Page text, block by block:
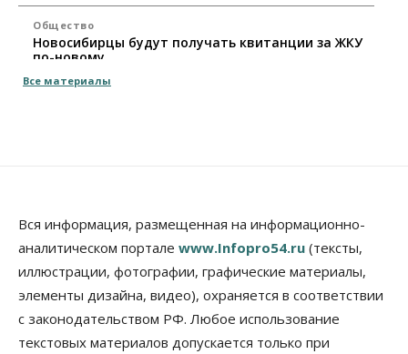
Общество
Новосибирцы будут получать квитанции за ЖКУ
по-новому
08 Августа 2026, 09:00
В Новосибирске прошёл митинг
против нового закона о памятниках
07 Августа 2026, 18:00
Бизнес
В аэропорту Толмачёво завершены работы по
бетонированию рулежных дорожек
07 Августа 2026, 17:00
Все материалы
Вся информация, размещенная на информационно-
аналитическом портале www.Infopro54.ru (тексты,
иллюстрации, фотографии, графические материалы,
элементы дизайна, видео), охраняется в соответствии
с законодательством РФ. Любое использование
текстовых материалов допускается только при